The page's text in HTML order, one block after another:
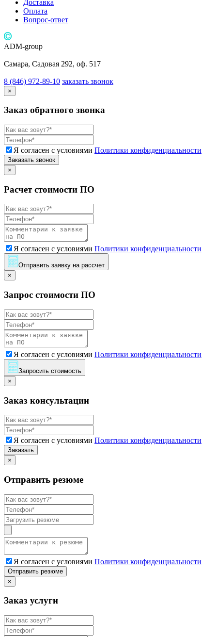
Доставка
Оплата
Вопрос-ответ
ADM-group
Самара, Садовая 292, оф. 517
8 (846) 972-89-10 заказать звонок
×
Заказ обратного звонка
Я согласен с условиями Политики конфиденциальности
Заказать звонок
×
Расчет стоимости ПО
Я согласен с условиями Политики конфиденциальности
Отправить заявку на рассчет
×
Запрос стоимости ПО
Я согласен с условиями Политики конфиденциальности
Запросить стоимость
×
Заказ консультации
Я согласен с условиями Политики конфиденциальности
Заказать
×
Отправить резюме
Я согласен с условиями Политики конфиденциальности
Отправить резюме
×
Заказ услуги